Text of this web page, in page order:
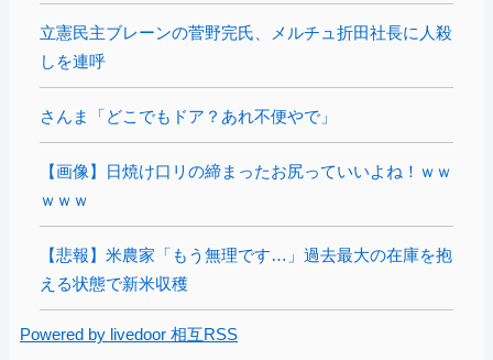
立憲民主ブレーンの菅野完氏、メルチュ折田社長に人殺
しを連呼
さんま「どこでもドア？あれ不便やで」
【画像】日焼け口リの締まったお尻っていいよね！ｗｗ
ｗｗｗ
【悲報】米農家「もう無理です…」過去最大の在庫を抱
える状態で新米収穫
Powered by livedoor 相互RSS